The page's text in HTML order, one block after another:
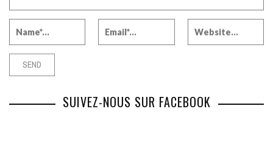
SUIVEZ-NOUS SUR FACEBOOK